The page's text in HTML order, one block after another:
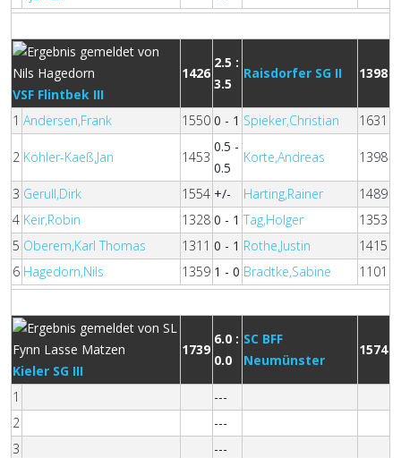
VSF Flintbek III
1426
2.5 :
3.5
Raisdorfer SG II 1398
1 Andersen,Frank 1550 0 - 1 Spieker,Christian 1631
2 Köhler-Kaeß,Jan 1453
0.5 -
0.5
Korte,Andreas 1398
3 Gerull,Dirk 1554 +/- Harting,Rainer
1489
4 Keir,Robin 1328 0 - 1 Tag,Holger
1353
5 Oberem,Karl Thomas 1311 0 - 1 Rothe,Justin
1415
6 Hagedorn,Nils 1359 1 - 0 Bradtke,Sabine 1101
Kieler SG III
1739
6.0 :
0.0
SC BFF
Neumünster
1574
1
---
2
---
3
---